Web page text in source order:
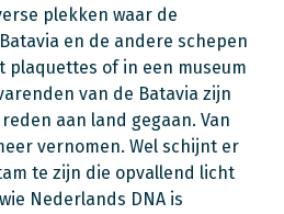
plekken waar de
en de andere schepen
plaquettes of in een museum
van de Batavia zijn
aan land gegaan. Van
vernomen. Wel schijnt er
te zijn die opvallend licht
Nederlands DNA is